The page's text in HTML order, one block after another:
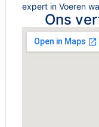
expert in Voeren
Ons